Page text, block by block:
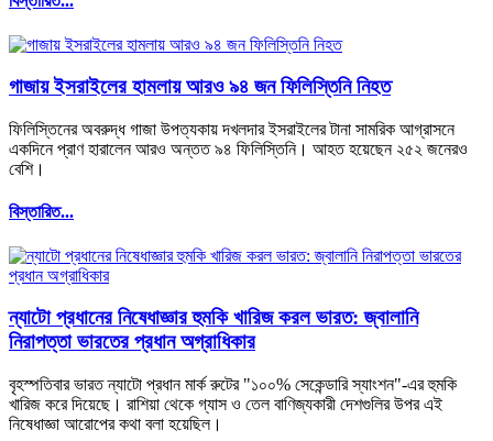
গাজায় ইসরাইলের হামলায় আরও ৯৪ জন ফিলিস্তিনি নিহত
ফিলিস্তিনের অবরুদ্ধ গাজা উপত্যকায় দখলদার ইসরাইলের টানা সামরিক আগ্রাসনে
একদিনে প্রাণ হারালেন আরও অন্তত ৯৪ ফিলিস্তিনি। আহত হয়েছেন ২৫২ জনেরও
বেশি।
বিস্তারিত...
ন্যাটো প্রধানের নিষেধাজ্ঞার হুমকি খারিজ করল ভারত: জ্বালানি
নিরাপত্তা ভারতের প্রধান অগ্রাধিকার
বৃহস্পতিবার ভারত ন্যাটো প্রধান মার্ক রুটের "১০০% সেকেন্ডারি স্যাংশন"-এর হুমকি
খারিজ করে দিয়েছে। রাশিয়া থেকে গ্যাস ও তেল বাণিজ্যকারী দেশগুলির উপর এই
নিষেধাজ্ঞা আরোপের কথা বলা হয়েছিল।